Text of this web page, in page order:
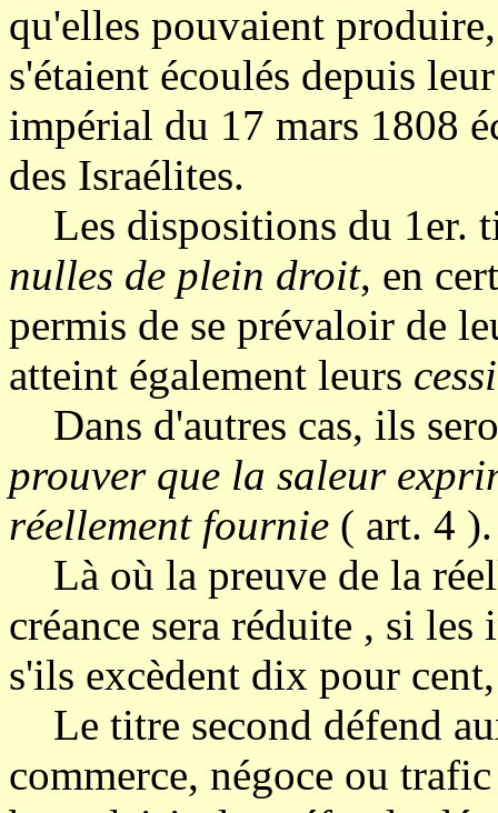
qu'elles pouvaient
s'étaient écoulés depuis
impérial du 17 mars 1808
des Israélites.
Les dispositions du 1er.
nulles de plein droit, en
permis de se prévaloir de
atteint également leurs
Dans d'autres cas, ils
prouver que la saleur
réellement fournie ( art. 4 ).
Là où la preuve de la
créance sera réduite , si
s'ils excèdent dix pour
Le titre second défend
commerce, négoce ou